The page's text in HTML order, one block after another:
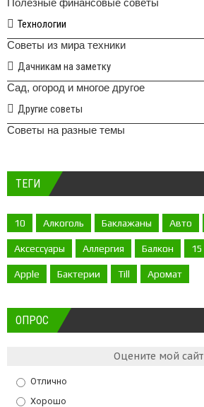
Полезные финансовые советы
Технологии
Советы из мира техники
Дачникам на заметку
Сад, огород и многое другое
Другие советы
Советы на разные темы
ТЕГИ
10 Алкоголь Баклажаны Авто
Аксессуары Аллергия Балкон 15
Apple Бактерии Till Аромат
ОПРОС
Оцените мой сайт
Отлично
Хорошо